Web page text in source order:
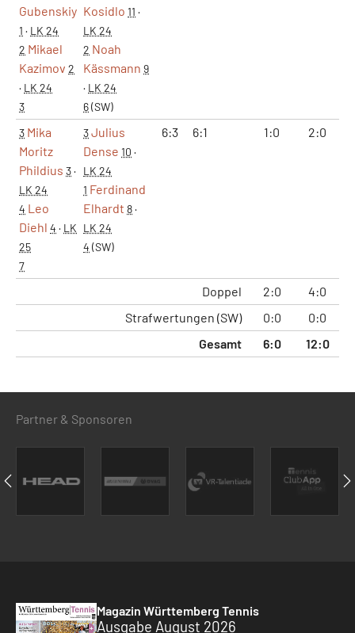
Gubenskiy
1 · LK 24
2 Mikael
Kazimov 2
· LK 24
3
Kosidlo 11 ·
LK 24
2 Noah
Kässmann 9
· LK 24
6(SW)
3 Mika
Moritz
Phildius 3·
LK 24
4 Leo
Diehl 4 · LK
25
7
3Julius
Dense 10 ·
LK 24
1 Ferdinand
Elhardt 8·
LK 24
4 (SW)
6:3 6:1 1:0 2:0
Doppel 2:0 4:0
Strafwertungen (SW)
0:0 0:0
Gesamt
6:0 12:0
Partner & Sponsoren
Magazin Württemberg Tennis
Ausgabe August 2026